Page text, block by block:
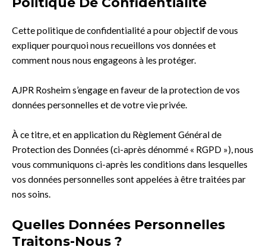
Cette politique de confidentialité a pour objectif de vous
expliquer pourquoi nous recueillons vos données et
comment nous nous engageons à les protéger.
AJPR Rosheim s’engage en faveur de la protection de vos
données personnelles et de votre vie privée.
À ce titre, et en application du Règlement Général de
Protection des Données (ci-après dénommé « RGPD »), nous
vous communiquons ci-après les conditions dans lesquelles
vos données personnelles sont appelées à être traitées par
nos soins.
Quelles Données Personnelles
Traitons-Nous ?